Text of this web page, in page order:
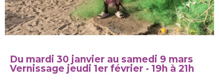
Du mardi 30 janvier au samedi 9 mars
Vernissage jeudi 1er février - 19h à 21h